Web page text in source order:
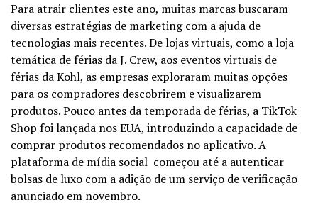
Para atrair clientes este ano, muitas marcas buscaram
diversas estratégias de marketing com a ajuda de
tecnologias mais recentes. De lojas virtuais, como a loja
temática de férias da J. Crew, aos eventos virtuais de
férias da Kohl, as empresas exploraram muitas opções
para os compradores descobrirem e visualizarem
produtos. Pouco antes da temporada de férias, a TikTok
Shop foi lançada nos EUA, introduzindo a capacidade de
comprar produtos recomendados no aplicativo. A
plataforma de mídia social começou até a autenticar
bolsas de luxo com a adição de um serviço de verificação
anunciado em novembro.